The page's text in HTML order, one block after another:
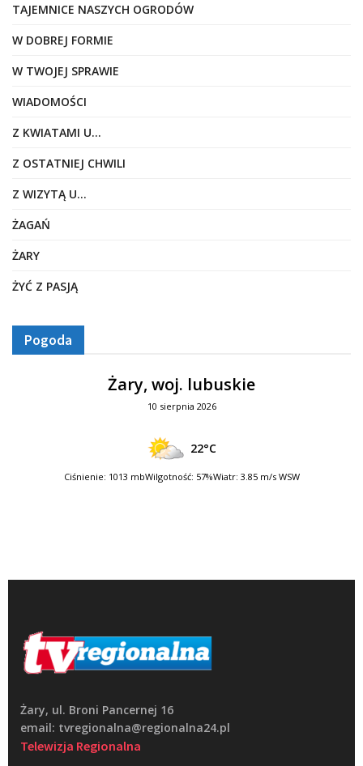
TAJEMNICE NASZYCH OGRODÓW
W DOBREJ FORMIE
W TWOJEJ SPRAWIE
WIADOMOŚCI
Z KWIATAMI U…
Z OSTATNIEJ CHWILI
Z WIZYTĄ U…
ŻAGAŃ
ŻARY
ŻYĆ Z PASJĄ
Pogoda
Żary, woj. lubuskie
10 sierpnia 2026
22°C
Ciśnienie: 1013 mbWilgotność: 57%Wiatr: 3.85 m/s WSW
Żary, ul. Broni Pancernej 16
email: tvregionalna@regionalna24.pl
Telewizja Regionalna